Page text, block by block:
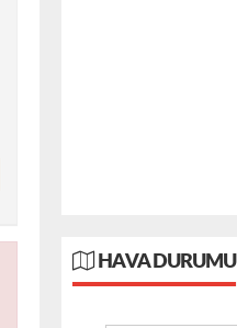
HAVA DURUMU